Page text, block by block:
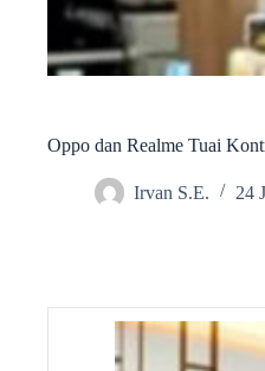
Oppo dan Realme Tuai
Irvan S.E. 24